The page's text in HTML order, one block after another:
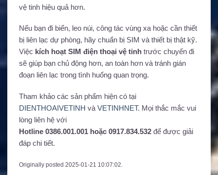
vệ tinh hiệu quả hơn.
Nếu bạn đi biển, leo núi, công tác vùng xa hoặc cần thiết
bị liên lạc dự phòng, hãy chuẩn bị SIM và thiết bị thật kỹ.
Việc kích hoạt SIM điện thoại vệ tinh trước chuyến đi
sẽ giúp bạn chủ động hơn, an toàn hơn và tránh gián
đoạn liên lạc trong tình huống quan trọng.
Tham khảo các sản phẩm hiện có tại
DIENTHOAIVETINH và VETINHNET. Mọi thắc mắc vui
lòng liên hệ với
Hotline 0386.001.001 hoặc 0917.834.532 để được giải
đáp chi tiết.
Originally posted 2025-01-21 10:07:02.